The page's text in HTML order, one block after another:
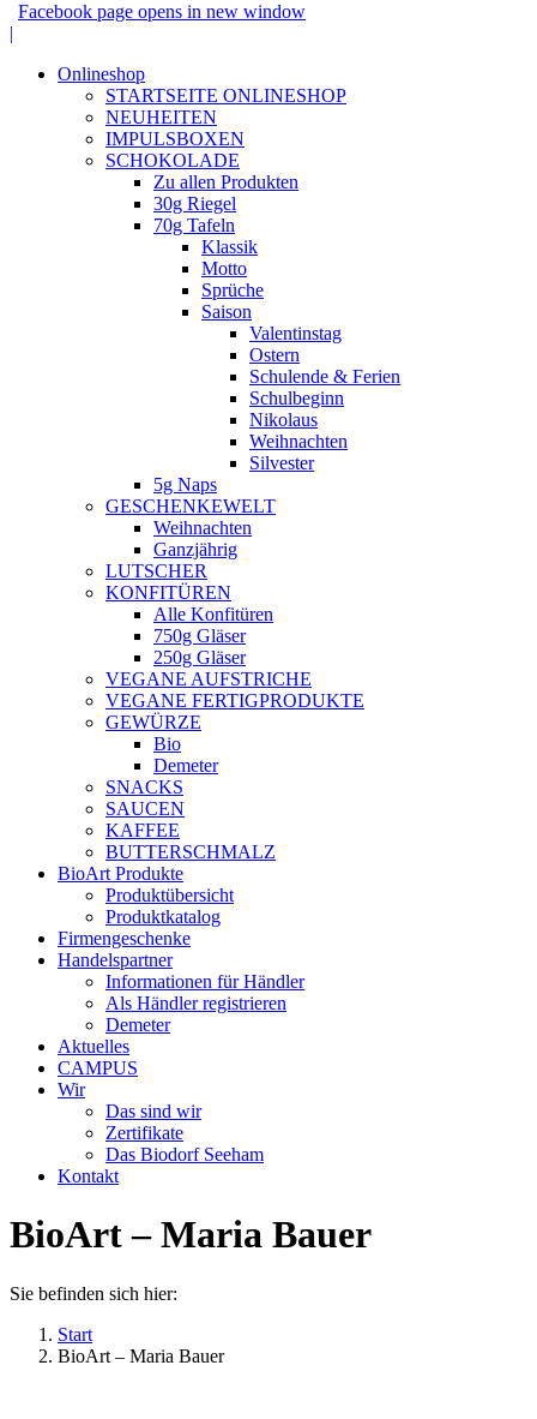
Facebook page opens in new window
|
Onlineshop
STARTSEITE ONLINESHOP
NEUHEITEN
IMPULSBOXEN
SCHOKOLADE
Zu allen Produkten
30g Riegel
70g Tafeln
Klassik
Motto
Sprüche
Saison
Valentinstag
Ostern
Schulende & Ferien
Schulbeginn
Nikolaus
Weihnachten
Silvester
5g Naps
GESCHENKEWELT
Weihnachten
Ganzjährig
LUTSCHER
KONFITÜREN
Alle Konfitüren
750g Gläser
250g Gläser
VEGANE AUFSTRICHE
VEGANE FERTIGPRODUKTE
GEWÜRZE
Bio
Demeter
SNACKS
SAUCEN
KAFFEE
BUTTERSCHMALZ
BioArt Produkte
Produktübersicht
Produktkatalog
Firmengeschenke
Handelspartner
Informationen für Händler
Als Händler registrieren
Demeter
Aktuelles
CAMPUS
Wir
Das sind wir
Zertifikate
Das Biodorf Seeham
Kontakt
BioArt – Maria Bauer
Sie befinden sich hier:
Start
BioArt – Maria Bauer